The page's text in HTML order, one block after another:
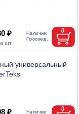
₽
универсальный
₽